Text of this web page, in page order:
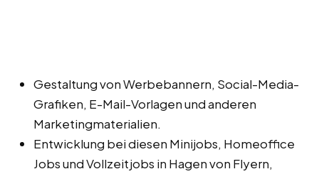
Gestaltung von Werbebannern, Social-Media-
Grafiken, E-Mail-Vorlagen und anderen
Marketingmaterialien.
Entwicklung bei diesen Minijobs, Homeoffice
Jobs und Vollzeitjobs in Hagen von Flyern,